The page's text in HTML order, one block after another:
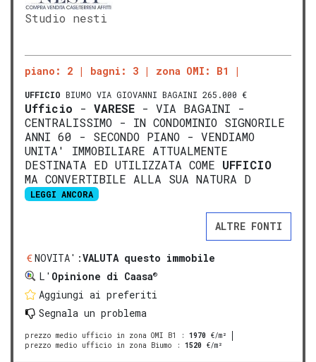
Studio nesti
piano: 2 bagni: 3 zona OMI: B1
UFFICIO BIUMO VIA GIOVANNI BAGAINI 265.000 €
Ufficio - VARESE - VIA BAGAINI -
CENTRALISSIMO - IN CONDOMINIO SIGNORILE
ANNI 60 - SECONDO PIANO - VENDIAMO
UNITA' IMMOBILIARE ATTUALMENTE
DESTINATA ED UTILIZZATA COME UFFICIO
MA CONVERTIBILE ALLA SUA NATURA D
LEGGI ANCORA
ALTRE FONTI
NOVITA':VALUTA questo immobile
L' Opinione di Caasa®
Aggiungi ai preferiti
Segnala un problema
prezzo medio ufficio in zona OMI B1 : 1970 €/m²
prezzo medio ufficio in zona Biumo : 1520 €/m²